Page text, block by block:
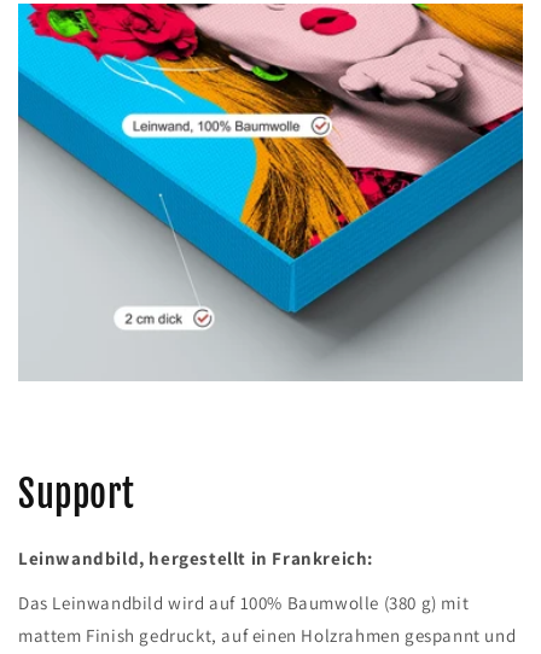
Support
Leinwandbild, hergestellt in Frankreich:
Das Leinwandbild wird auf 100% Baumwolle (380 g) mit
mattem Finish gedruckt, auf einen Holzrahmen gespannt und